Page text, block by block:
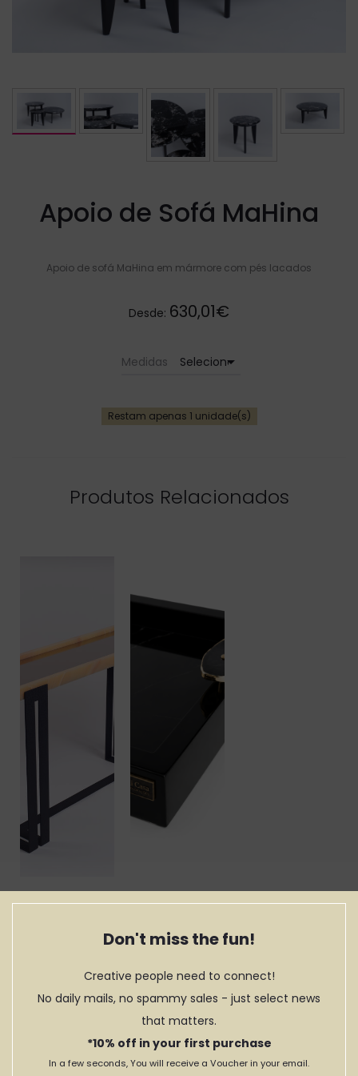
Apoio de Sofá MaHina
Apoio de sofá MaHina em mármore com pés lacados
Desde: 630,01€
Medidas arrow_drop_down
Restam apenas 1 unidade(s)
Produtos Relacionados
Consola PAPA
Tabuleiro PAPA
Nero Marquina
Don't miss the fun!
Creative people need to connect!
No daily mails, no spammy sales - just select news
that matters.
*10% off in your first purchase
In a few seconds, You will receive a Voucher in your email.